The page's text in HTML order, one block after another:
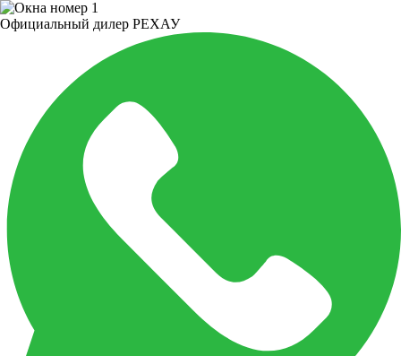
Официальный дилер РЕХАУ